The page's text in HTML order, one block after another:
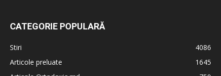
CATEGORIE POPULARĂ
Stiri
4086
Articole preluate
1645